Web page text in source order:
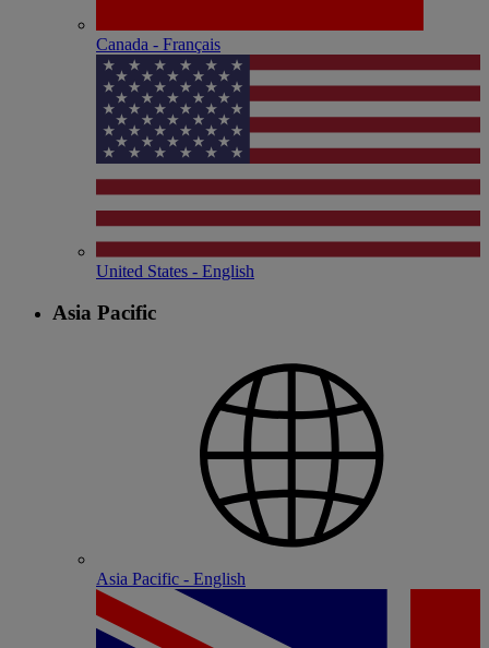
Canada - Français
United States - English
Asia Pacific
Asia Pacific - English